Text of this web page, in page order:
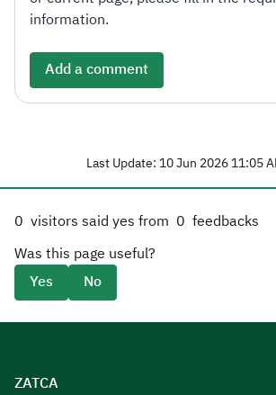
information.
Add a comment
Last Update: 10 Jun 2026 11:05
0 visitors said yes from 0 feedbacks
Was this page useful?
Yes
No
ZATCA